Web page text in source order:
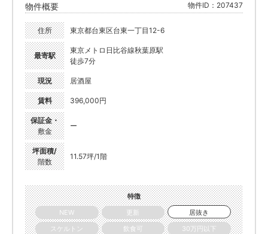
物件概要 物件ID：207437
住所 東京都台東区台東一丁目12-6
最寄駅
東京メトロ日比谷線秋葉原駅
徒歩7分
現況 居酒屋
賃料 396,000円
保証金・
敷金
ー
坪面積/
階数
11.57坪/1階
特徴
NEW
更新
居抜き
スケルトン
飲食可
30万円以下